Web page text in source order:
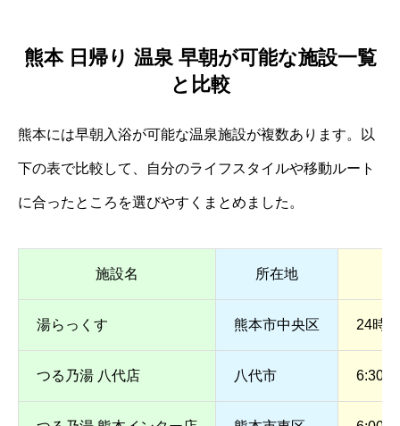
熊本 日帰り 温泉 早朝が可能な施設一覧
と比較
熊本には早朝入浴が可能な温泉施設が複数あります。以
下の表で比較して、自分のライフスタイルや移動ルート
に合ったところを選びやすくまとめました。
施設名 所在地
湯らっくす 熊本市中央区 24時
つる乃湯 八代店 八代市 6:30